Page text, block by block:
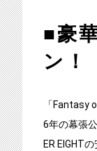
■豪
ン！
「Fantasy
6年の幕張
ER EIGHT